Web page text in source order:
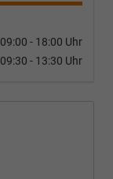
09:00 - 18:00 Uhr
09:30 - 13:30 Uhr